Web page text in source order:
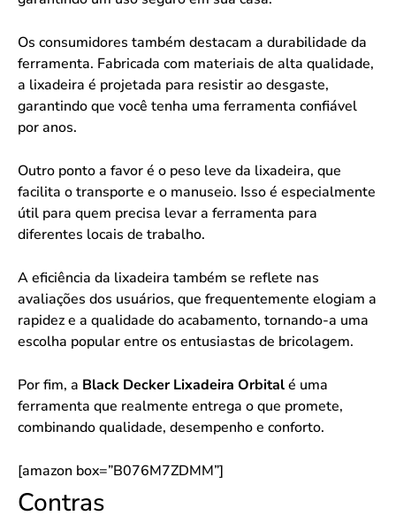
Os consumidores também destacam a durabilidade da
ferramenta. Fabricada com materiais de alta qualidade,
a lixadeira é projetada para resistir ao desgaste,
garantindo que você tenha uma ferramenta confiável
por anos.
Outro ponto a favor é o peso leve da lixadeira, que
facilita o transporte e o manuseio. Isso é especialmente
útil para quem precisa levar a ferramenta para
diferentes locais de trabalho.
A eficiência da lixadeira também se reflete nas
avaliações dos usuários, que frequentemente elogiam a
rapidez e a qualidade do acabamento, tornando-a uma
escolha popular entre os entusiastas de bricolagem.
Por fim, a Black Decker Lixadeira Orbitalé uma
ferramenta que realmente entrega o que promete,
combinando qualidade, desempenho e conforto.
[amazon box=”B076M7ZDMM”]
Contras